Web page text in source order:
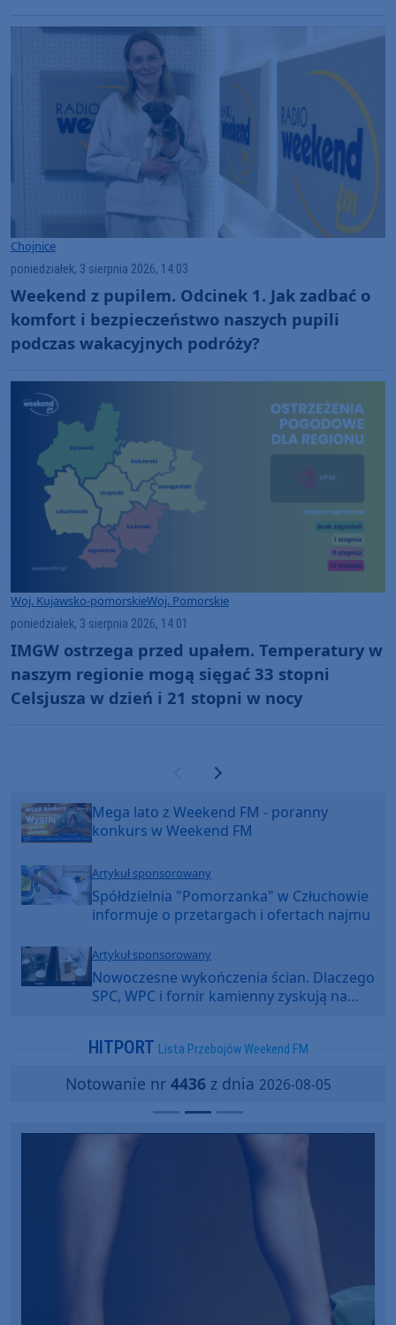
Chojnice
poniedziałek, 3 sierpnia 2026, 14:03
Weekend z pupilem. Odcinek 1. Jak zadbać o
komfort i bezpieczeństwo naszych pupili
podczas wakacyjnych podróży?
Woj. Kujawsko-pomorskieWoj. Pomorskie
poniedziałek, 3 sierpnia 2026, 14:01
IMGW ostrzega przed upałem. Temperatury w
naszym regionie mogą sięgać 33 stopni
Celsjusza w dzień i 21 stopni w nocy
Poprzednia strona
Następna strona
Mega lato z Weekend FM - poranny
konkurs w Weekend FM
Artykuł sponsorowany
Spółdzielnia "Pomorzanka" w Człuchowie
informuje o przetargach i ofertach najmu
Artykuł sponsorowany
Nowoczesne wykończenia ścian. Dlaczego
SPC, WPC i fornir kamienny zyskują na
HITPORT Lista Przebojów Weekend FM
Notowanie nr 4436z dnia 2026-08-05